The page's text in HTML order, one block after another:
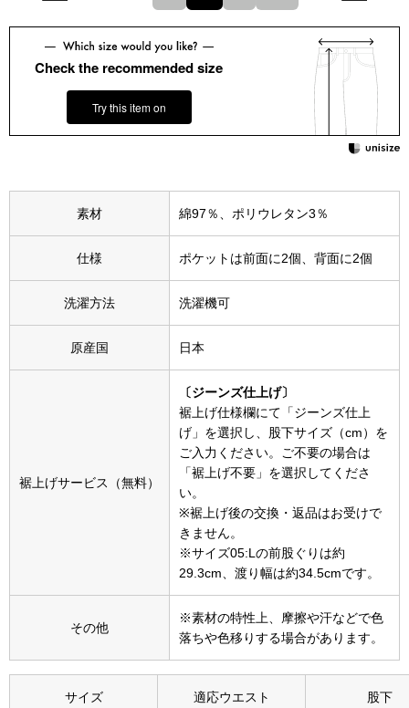
ウオッチ／
ウオッチ
ネックレス
ブレスレット
帽子
ネクタイ
マフラー／ス
スカーフ／ス
手袋
ベルト
Check the recommended size
Try this item on
素材 綿97％、ポリウレタン3％
仕様 ポケットは前面に2個、背面に2個
洗濯方法 洗濯機可
原産国 日本
裾上げサービス（無料）
〔ジーンズ仕上げ〕
裾上げ仕様欄にて「ジーンズ仕上
げ」を選択し、股下サイズ（cm）を
ご入力ください。ご不要の場合は
「裾上げ不要」を選択してくださ
い。
※裾上げ後の交換・返品はお受けで
きません。
※サイズ05:Lの前股ぐりは約
29.3cm、渡り幅は約34.5cmです。
その他
※素材の特性上、摩擦や汗などで色
落ちや色移りする場合があります。
サイズ 適応ウエスト 股下